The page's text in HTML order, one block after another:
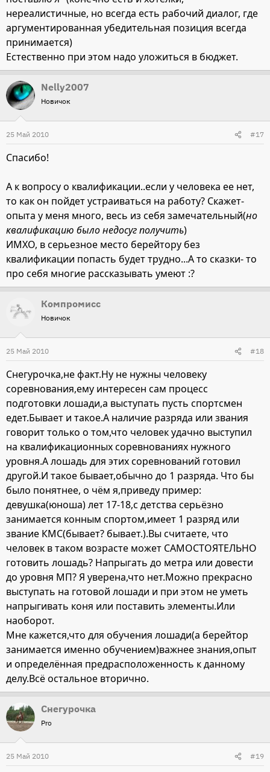
нереалистичные, но всегда есть рабочий диалог, где
аргументированная убедительная позиция всегда
принимается)
Естественно при этом надо уложиться в бюджет.
Nelly2007
Новичок
25 Май 2010 #17
Спасибо!
А к вопросу о квалификации..если у человека ее нет,
то как он пойдет устраиваться на работу? Скажет-
опыта у меня много, весь из себя замечательный(но
квалификацию было недосуг получить)
ИМХО, в серьезное место берейтору без
квалификации попасть будет трудно...А то сказки- то
про себя многие рассказывать умеют :?
Компромисс
Новичок
25 Май 2010 #18
Снегурочка,не факт.Ну не нужны человеку
соревнования,ему интересен сам процесс
подготовки лошади,а выступать пусть спортсмен
едет.Бывает и такое.А наличие разряда или звания
говорит только о том,что человек удачно выступил
на квалификационных соревнованиях нужного
уровня.А лошадь для этих соревнований готовил
другой.И такое бывает,обычно до 1 разряда. Что бы
было понятнее, о чём я,приведу пример:
девушка(юноша) лет 17-18,с детства серьёзно
занимается конным спортом,имеет 1 разряд или
звание КМС(бывает? бывает.).Вы считаете, что
человек в таком возрасте может САМОСТОЯТЕЛЬНО
готовить лошадь? Напрыгать до метра или довести
до уровня МП? Я уверена,что нет.Можно прекрасно
выступать на готовой лошади и при этом не уметь
напрыгивать коня или поставить элементы.Или
наоборот.
Мне кажется,что для обучения лошади(а берейтор
занимается именно обучением)важнее знания,опыт
и определённая предрасположенность к данному
делу.Всё остальное вторично.
Снегурочка
Pro
25 Май 2010 #19